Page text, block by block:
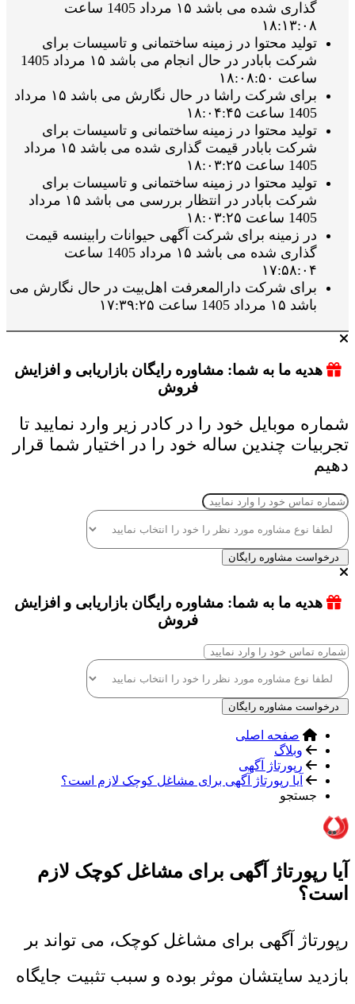
گذاری شده می باشد ۱۵ مرداد 1405 ساعت
۱۸:۱۳:۰۸
تولید محتوا در زمینه ساختمانی و تاسیسات برای
شرکت بابادر در حال انجام می باشد ۱۵ مرداد 1405
ساعت ۱۸:۰۸:۵۰
برای شرکت راشا در حال نگارش می باشد ۱۵ مرداد
1405 ساعت ۱۸:۰۴:۴۵
تولید محتوا در زمینه ساختمانی و تاسیسات برای
شرکت بابادر قیمت گذاری شده می باشد ۱۵ مرداد
1405 ساعت ۱۸:۰۳:۲۵
تولید محتوا در زمینه ساختمانی و تاسیسات برای
شرکت بابادر در انتظار بررسی می باشد ۱۵ مرداد
1405 ساعت ۱۸:۰۳:۲۵
در زمینه برای شرکت آگهی حیوانات رابینسه قیمت
گذاری شده می باشد ۱۵ مرداد 1405 ساعت
۱۷:۵۸:۰۴
برای شرکت دارالمعرفت اهل‌بیت در حال نگارش می
باشد ۱۵ مرداد 1405 ساعت ۱۷:۳۹:۲۵
هدیه ما به شما: مشاوره رایگان بازاریابی و افزایش
فروش
شماره موبایل خود را در کادر زیر وارد نمایید تا
تجربیات چندین ساله خود را در اختیار شما قرار
دهیم
درخواست مشاوره رایگان
هدیه ما به شما: مشاوره رایگان بازاریابی و افزایش
فروش
درخواست مشاوره رایگان
صفحه اصلی
وبلاگ
رپورتاژ آگهی
آیا رپورتاژ آگهی برای مشاغل کوچک لازم است؟
جستجو
آیا رپورتاژ آگهی برای مشاغل کوچک لازم
است؟
رپورتاژ آگهی برای مشاغل کوچک، می تواند بر
بازدید سایتشان موثر بوده و سبب تثبیت جایگاه